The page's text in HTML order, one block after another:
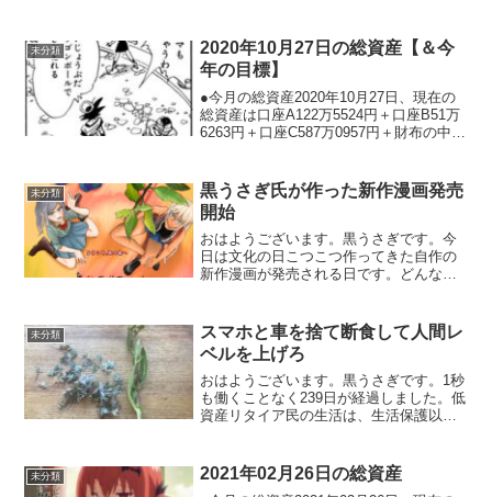
も行ってきたよ！😘今月の絵について百
合同人誌2作品目のタイ...
未分類
2020年10月27日の総資産【＆今
年の目標】
●今月の総資産2020年10月27日、現在の
総資産は口座A122万5524円＋口座B51万
6263円＋口座C587万0957円＋財布の中5
ューゲームだ...
未分類
黒うさぎ氏が作った新作漫画発売
開始
おはようございます。黒うさぎです。今
日は文化の日こつこつ作ってきた自作の
新作漫画が発売される日です。どんな内
ら進化した点1作品目はモノクロでしたが
今作はフルカラーにな...
未分類
スマホと車を捨て断食して人間レ
ベルを上げろ
おはようございます。黒うさぎです。1秒
も働くことなく239日が経過しました。低
資産リタイア民の生活は、生活保護以下
うか？老化が進み、目は悪くなり、病気
になって早死にしま...
未分類 2021年02月26日の総資産